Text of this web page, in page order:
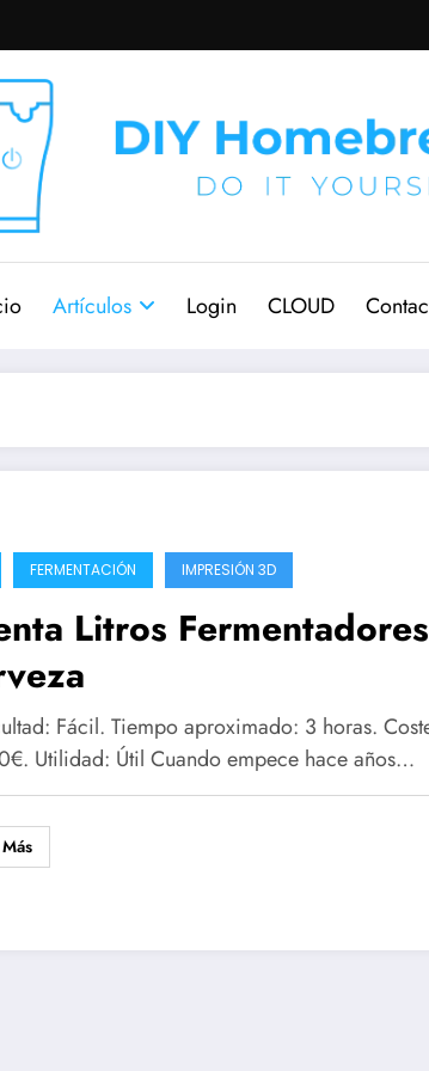
Artículos Login CLOUD
FERMENTACIÓN IMPRESIÓN 3D
Litros
Fácil. Tiempo aproximado: 3 horas.
Utilidad: Útil Cuando empece hace años…